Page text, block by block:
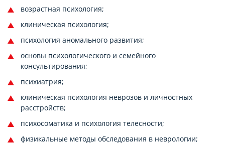
возрастная психология;
клиническая психология;
психология аномального развития;
основы психологического и семейного
консультирования;
психиатрия;
клиническая психология неврозов и личностных
расстройств;
психосоматика и психология телесности;
физикальные методы обследования в неврологии;